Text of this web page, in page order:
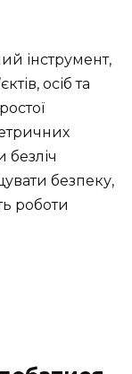
інструмент,
осіб та
безпеку,
роботи